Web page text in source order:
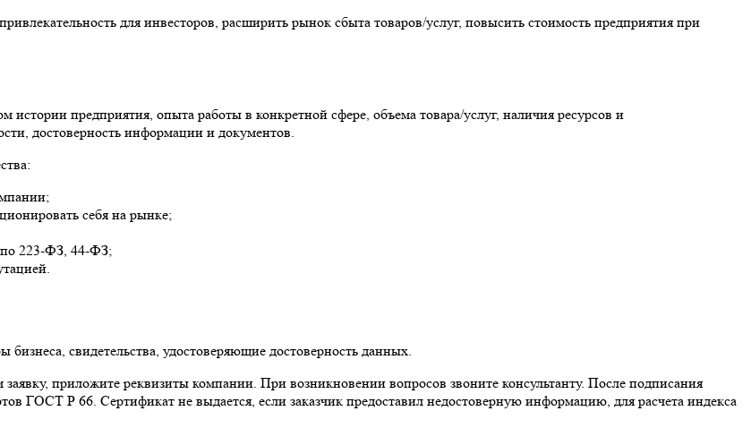
для инвесторов, расширить рынок сбыта товаров/услуг, повысить стоимость предприятия при
предприятия, опыта работы в конкретной сфере, объема товара/услуг, наличия ресурсов и
достоверность информации и документов.
себя на рынке;
по 223-ФЗ, 44-ФЗ;
свидетельства, удостоверяющие достоверность данных.
приложите реквизиты компании. При возникновении вопросов звоните консультанту. После подписания
ГОСТ Р 66. Сертификат не выдается, если заказчик предоставил недостоверную информацию, для расчета индекса